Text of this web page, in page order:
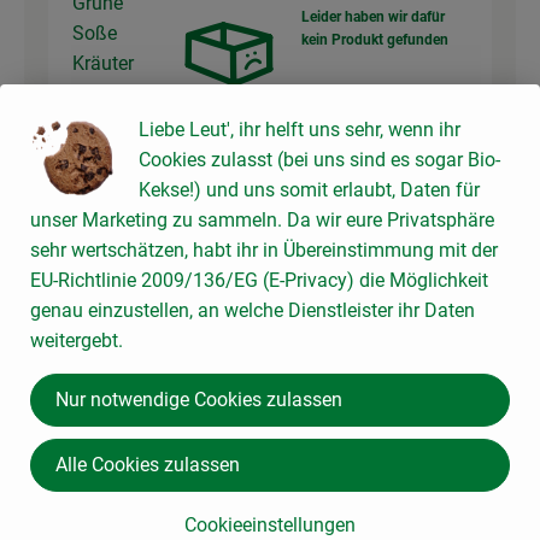
Soße
Kräuter
Auswahl ändern
Leider haben wir dafür
kein Produkt gefunden
Du hast sicher:
400 g
3,80 € /
Stück
Artikelanzahl
Gesamtpreis:
Liebe Leut', ihr helft uns sehr, wenn ihr
Cookies zulasst (bei uns sind es sogar Bio-
Kekse!) und uns somit erlaubt, Daten für
unser Marketing zu sammeln. Da wir eure Privatsphäre
sehr wertschätzen, habt ihr in Übereinstimmung mit der
EU-Richtlinie 2009/136/EG (E-Privacy) die Möglichkeit
genau einzustellen, an welche Dienstleister ihr Daten
weitergebt.
Cookieeinstellungen
Nur notwendige Cookies zulassen
Alle Cookies zulassen